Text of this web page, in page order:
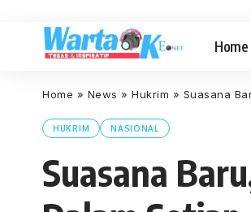
Home
Home » News » Hukrim » Suasana
HUKRIM NASIONAL
Suasana